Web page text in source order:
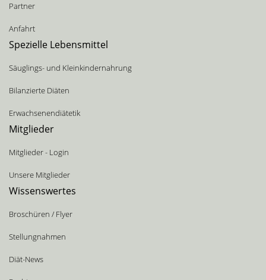
Partner
Anfahrt
Spezielle Lebensmittel
Säuglings- und Kleinkindernahrung
Bilanzierte Diäten
Erwachsenendiätetik
Mitglieder
Mitglieder - Login
Unsere Mitglieder
Wissenswertes
Broschüren / Flyer
Stellungnahmen
Diät-News